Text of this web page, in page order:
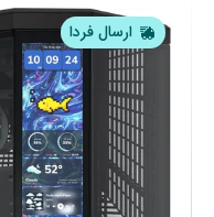
ارسال فردا